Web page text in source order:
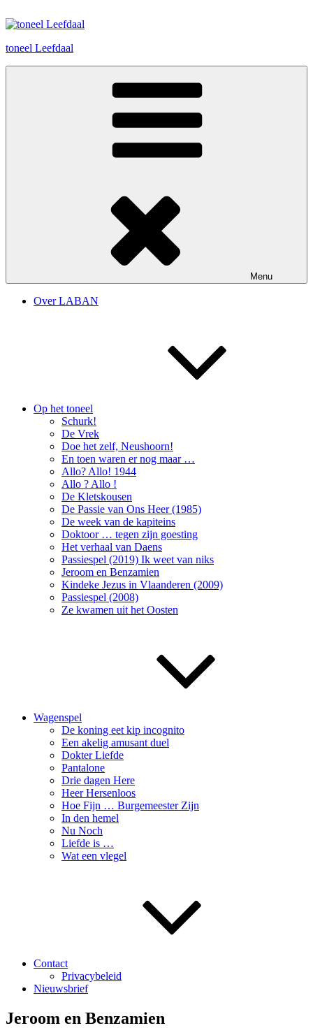
naar
inhoud
toneel Leefdaal
Menu
Over LABAN
Op het toneel
Schurk!
De Vrek
Doe het zelf, Neushoorn!
En toen waren er nog maar …
Allo? Allo! 1944
Allo ? Allo !
De Kletskousen
De Passie van Ons Heer (1985)
De week van de kapiteins
Doktoor … tegen zijn goesting
Het verhaal van Daens
Passiespel (2019) Ik weet van niks
Jeroom en Benzamien
Kindeke Jezus in Vlaanderen (2009)
Passiespel (2008)
Ze kwamen uit het Oosten
Wagenspel
De koning eet kip incognito
Een akelig amusant duel
Dokter Liefde
Pantalone
Drie dagen Here
Heer Hersenloos
Hoe Fijn … Burgemeester Zijn
In den hemel
Nu Noch
Liefde is …
Wat een vlegel
Contact
Privacybeleid
Nieuwsbrief
Jeroom en Benzamien